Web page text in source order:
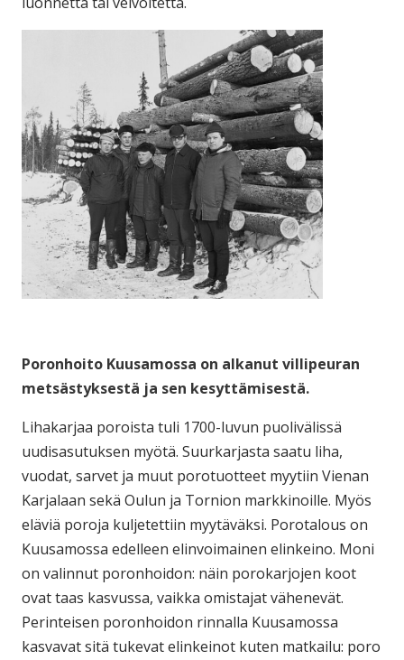
Poronhoito Kuusamossa on alkanut villipeuran
metsästyksestä ja sen kesyttämisestä.
Lihakarjaa poroista tuli 1700-luvun puolivälissä
uudisasutuksen myötä. Suurkarjasta saatu liha,
vuodat, sarvet ja muut porotuotteet myytiin Vienan
Karjalaan sekä Oulun ja Tornion markkinoille. Myös
eläviä poroja kuljetettiin myytäväksi. Porotalous on
Kuusamossa edelleen elinvoimainen elinkeino. Moni
on valinnut poronhoidon: näin porokarjojen koot
ovat taas kasvussa, vaikka omistajat vähenevät.
Perinteisen poronhoidon rinnalla Kuusamossa
kasvavat sitä tukevat elinkeinot kuten matkailu: poro